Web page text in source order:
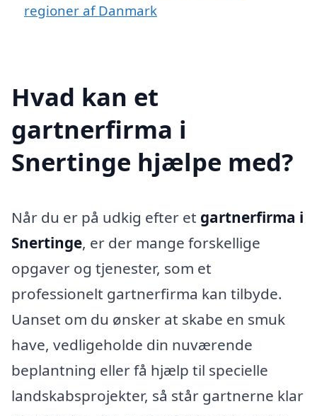
regioner af Danmark
Hvad kan et
gartnerfirma i
Snertinge hjælpe med?
Når du er på udkig efter et gartnerfirma i
Snertinge, er der mange forskellige
opgaver og tjenester, som et
professionelt gartnerfirma kan tilbyde.
Uanset om du ønsker at skabe en smuk
have, vedligeholde din nuværende
beplantning eller få hjælp til specielle
landskabsprojekter, så står gartnerne klar